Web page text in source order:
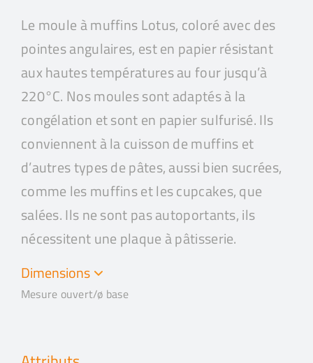
Le moule à muffins Lotus, coloré avec des
pointes angulaires, est en papier résistant
aux hautes températures au four jusqu’à
220°C. Nos moules sont adaptés à la
congélation et sont en papier sulfurisé. Ils
conviennent à la cuisson de muffins et
d’autres types de pâtes, aussi bien sucrées,
comme les muffins et les cupcakes, que
salées. Ils ne sont pas autoportants, ils
nécessitent une plaque à pâtisserie.
Dimensions
Mesure ouvert/ø base